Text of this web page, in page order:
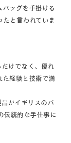
バッグを手掛ける
と言われていま
だけでなく、優れ
た経験と技術で満
がイギリスのバ
伝統的な手仕事に